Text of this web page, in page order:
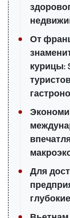
От
курицы:
Для